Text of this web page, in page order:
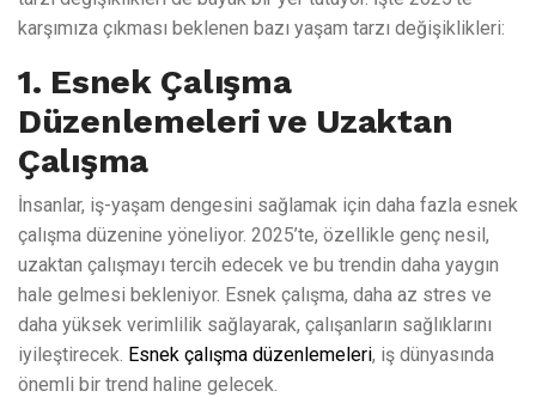
karşımıza çıkması beklenen bazı yaşam tarzı değişiklikleri:
1. Esnek Çalışma
Düzenlemeleri ve Uzaktan
Çalışma
İnsanlar, iş-yaşam dengesini sağlamak için daha fazla esnek
çalışma düzenine yöneliyor. 2025’te, özellikle genç nesil,
uzaktan çalışmayı tercih edecek ve bu trendin daha yaygın
hale gelmesi bekleniyor. Esnek çalışma, daha az stres ve
daha yüksek verimlilik sağlayarak, çalışanların sağlıklarını
iyileştirecek. Esnek çalışma düzenlemeleri, iş dünyasında
önemli bir trend haline gelecek.